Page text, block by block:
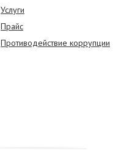
Услуги
Прайс
Противодействие коррупции